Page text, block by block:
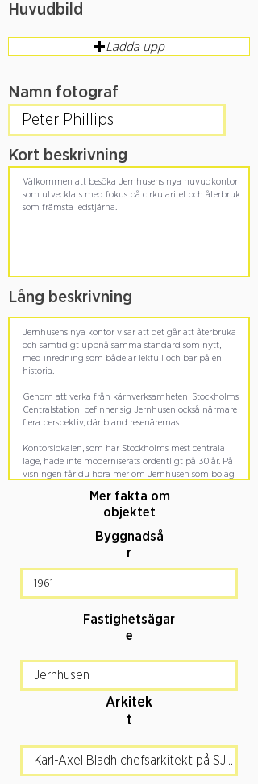
Huvudbild
Ladda upp
Namn fotograf
Kort beskrivning
Lång beskrivning
Mer fakta om
objektet
Byggnadså
r
Fastighetsägar
e
Arkitek
t